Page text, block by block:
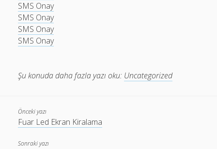
SMS Onay
SMS Onay
SMS Onay
SMS Onay
Şu konuda daha fazla yazı oku: Uncategorized
Önceki yazı
Fuar Led Ekran Kiralama
Sonraki yazı